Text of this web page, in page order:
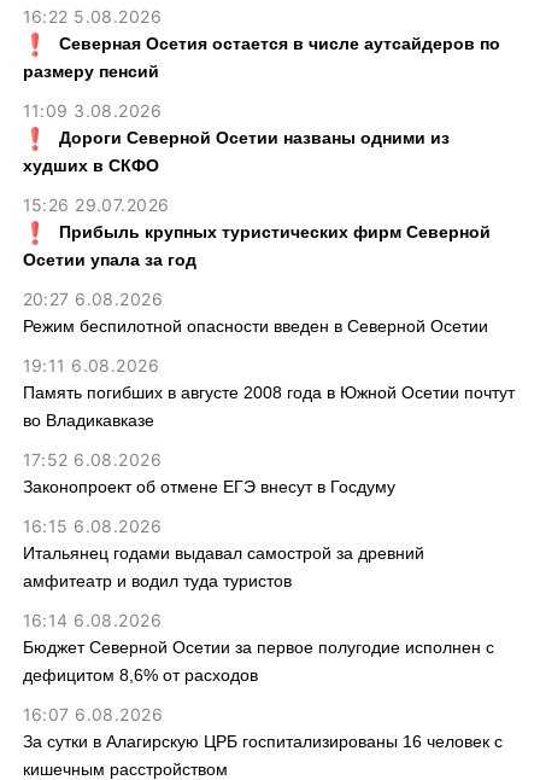
16:22 5.08.2026
Северная Осетия остается в числе аутсайдеров по
размеру пенсий
11:09 3.08.2026
Дороги Северной Осетии названы одними из
худших в СКФО
15:26 29.07.2026
Прибыль крупных туристических фирм Северной
Осетии упала за год
20:27 6.08.2026
Режим беспилотной опасности введен в Северной Осетии
19:11 6.08.2026
Память погибших в августе 2008 года в Южной Осетии почтут
во Владикавказе
17:52 6.08.2026
Законопроект об отмене ЕГЭ внесут в Госдуму
16:15 6.08.2026
Итальянец годами выдавал самострой за древний
амфитеатр и водил туда туристов
16:14 6.08.2026
Бюджет Северной Осетии за первое полугодие исполнен с
дефицитом 8,6% от расходов
16:07 6.08.2026
За сутки в Алагирскую ЦРБ госпитализированы 16 человек с
кишечным расстройством